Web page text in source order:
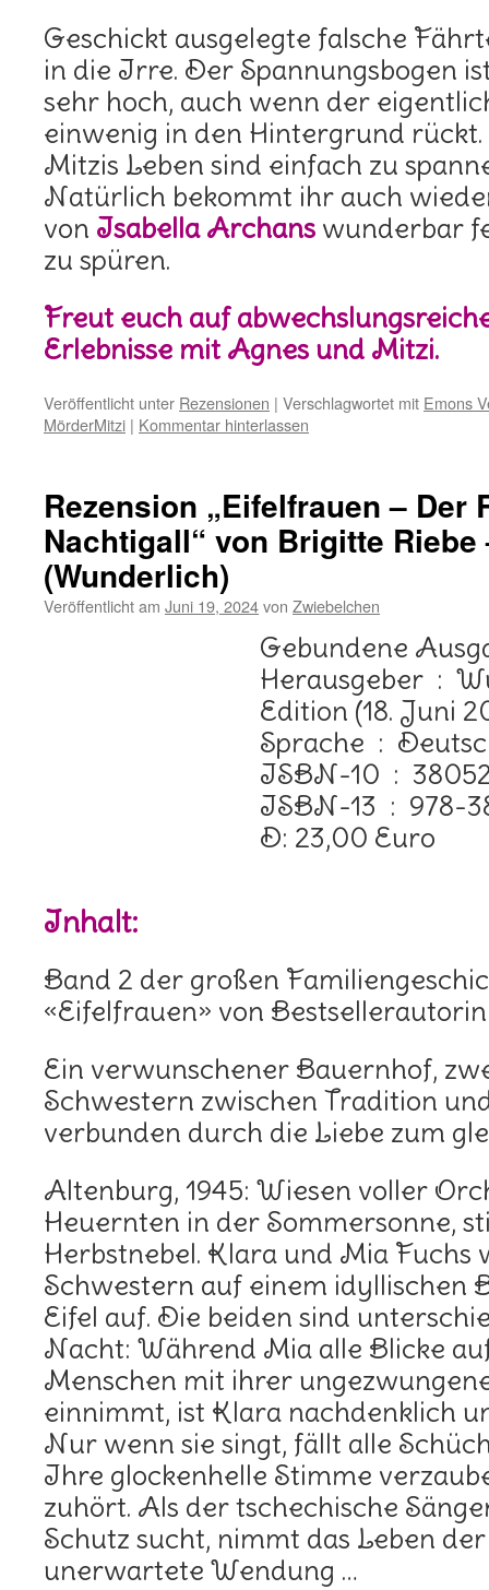
Geschickt ausgelegte falsche
in die Irre. Der Spannungsbogen
sehr hoch, auch wenn der
einwenig in den Hintergrund rückt.
Mitzis Leben sind einfach zu
Natürlich bekommt ihr auch
von Isabella Archans wunderbar
zu spüren.
Freut euch auf
Erlebnisse mit Agnes und Mitzi.
Veröffentlicht unter Rezensionen | Verschlagwortet mit Emons
MörderMitzi | Kommentar hinterlassen
Rezension „Eifelfrauen – Der
Nachtigall“ von Brigitte
(Wunderlich)
Veröffentlicht am Juni 19, 2024von Zwiebelchen
Herausgeber ‏ : ‎ Wunderlich; 1.
Edition (18. Juni
Sprache ‏ :
ISBN-10 ‏ :
ISBN-13 ‏ :
D: 23,00 Euro
Inhalt:
Band 2 der großen
«Eifelfrauen» von
Ein verwunschener Bauernhof,
Schwestern zwischen Tradition
verbunden durch die Liebe zum
Altenburg, 1945: Wiesen voller
Heuernten in der Sommersonne,
Herbstnebel. Klara und Mia Fuchs
Schwestern auf einem idyllischen
Eifel auf. Die beiden sind
Nacht: Während Mia alle Blicke
Menschen mit ihrer
einnimmt, ist Klara nachdenklich
Nur wenn sie singt, fällt alle
Ihre glockenhelle Stimme
zuhört. Als der tschechische
Schutz sucht, nimmt das Leben
unerwartete Wendung …